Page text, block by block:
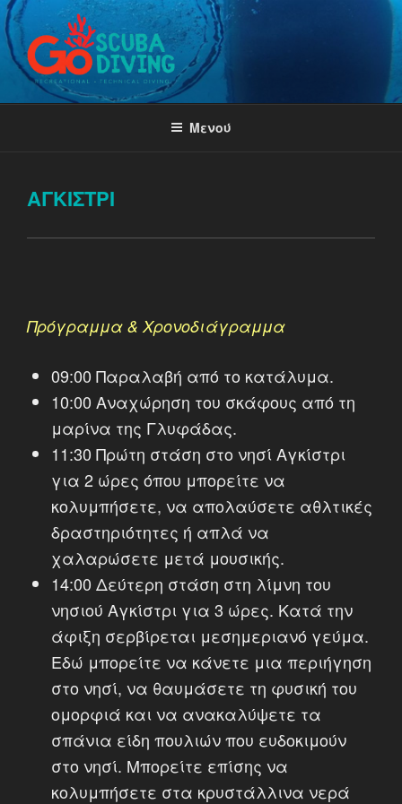
Μετάβαση
στο
περιεχόμενο
GO SCUBA DIVING ATHENS,
Μενού
ΑΓΚΊΣΤΡΙ
Πρόγραμμα & Χρονοδιάγραμμα
09:00 Παραλαβή από το κατάλυμα.
10:00 Αναχώρηση του σκάφους από τη
μαρίνα της Γλυφάδας.
11:30 Πρώτη στάση στο νησί Αγκίστρι
για 2 ώρες όπου μπορείτε να
κολυμπήσετε, να απολαύσετε αθλτικές
δραστηριότητες ή απλά να
χαλαρώσετε μετά μουσικής.
14:00 Δεύτερη στάση στη λίμνη του
νησιού Αγκίστρι για 3 ώρες. Κατά την
άφιξη σερβίρεται μεσημεριανό γεύμα.
Εδώ μπορείτε να κάνετε μια περιήγηση
στο νησί, να θαυμάσετε τη φυσική του
ομορφιά και να ανακαλύψετε τα
σπάνια είδη πουλιών που ευδοκιμούν
στο νησί. Μπορείτε επίσης να
κολυμπήσετε στα κρυστάλλινα νερά